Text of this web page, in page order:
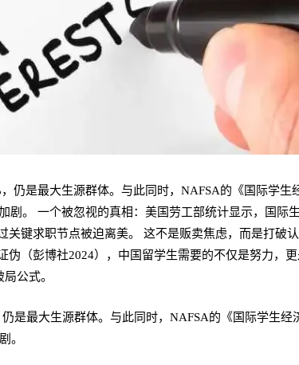
仍是最大生源群体。与此同时，NAFSA的《国际学生
。 一个被忽视的真相：美国劳工部统计显示，国际
键求职节点被迫离美。 这不是贩卖焦虑，而是打破
伪（彭博社2024），中国留学生需要的不仅是努力，
公式。
是最大生源群体。与此同时，NAFSA的《国际学生经
。